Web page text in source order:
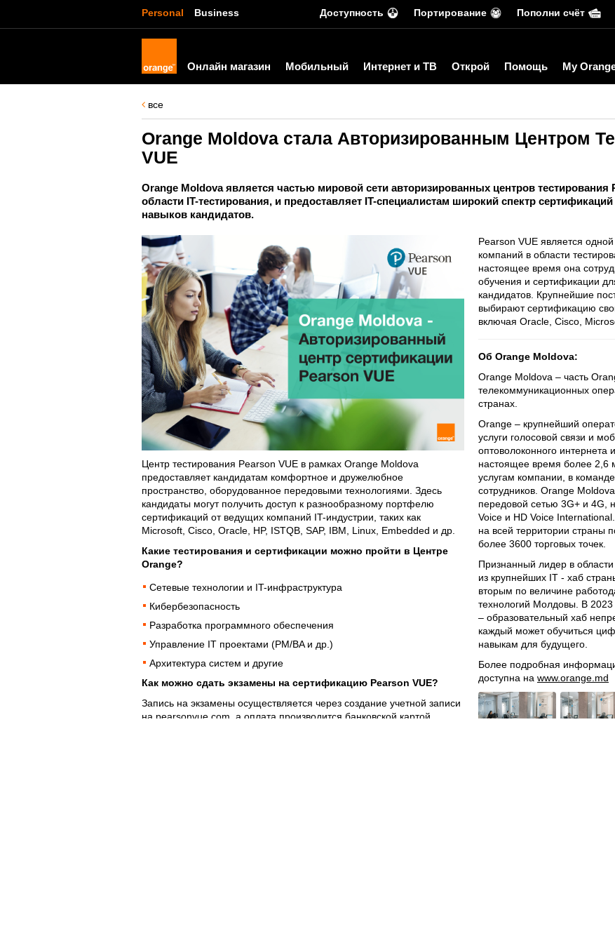
Personal Business Доступность Портирование Пополни счёт
Онлайн магазин Мобильный Интернет и ТВ Открой Помощь My
все
Orange Moldova стала Авторизированным Центром
VUE
Orange Moldova является частью мировой сети авторизированных центров тестирования
области IT-тестирования, и предоставляет IT-специалистам широкий спектр
навыков кандидатов.
Центр тестирования Pearson VUE в рамках Orange Moldova
предоставляет кандидатам комфортное и дружелюбное
пространство, оборудованное передовыми технологиями. Здесь
кандидаты могут получить доступ к разнообразному портфелю
сертификаций от ведущих компаний IT-индустрии, таких как
Microsoft, Cisco, Oracle, HP, ISTQB, SAP, IBM, Linux, Embedded и др.
Какие тестирования и сертификации можно пройти в Центре
Orange?
Сетевые технологии и IT-инфраструктура
Кибербезопасность
Разработка программного обеспечения
Управление IT проектами (PM/BA и др.)
Архитектура систем и другие
Как можно сдать экзамены на сертификацию Pearson VUE?
Запись на экзамены осуществляется через создание учетной записи
на pearsonvue.com , а оплата производится банковской картой,
Pearson VUE является
компаний в области
настоящее время она
обучения и сертификации
кандидатов. Крупнейшие
выбирают сертификацию
включая Oracle, Cisco,
Об Orange Moldova:
Orange Moldova – часть
телекоммуникационных
странах.
Orange – крупнейший
услуги голосовой связи и
оптоволоконного
настоящее время более 2,6
услугам компании, в
сотрудников. Orange
передовой сетью 3G+ и
Voice и HD Voice
на всей территории страны
более 3600 торговых точек.
Признанный лидер в
из крупнейших IT - хаб
вторым по величине
технологий Молдовы. В
– образовательный хаб
каждый может обучиться
навыкам для будущего.
Более подробная
доступна на www.orange.md